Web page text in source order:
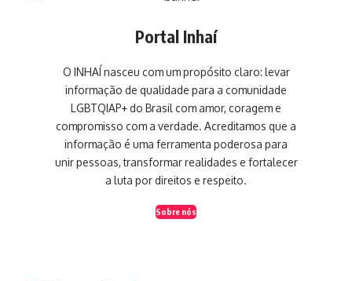
Portal Inhaí
O INHAÍ nasceu com um propósito claro: levar
informação de qualidade para a comunidade
LGBTQIAP+ do Brasil com amor, coragem e
compromisso com a verdade. Acreditamos que a
informação é uma ferramenta poderosa para
unir pessoas, transformar realidades e fortalecer
a luta por direitos e respeito.
Sobre nós